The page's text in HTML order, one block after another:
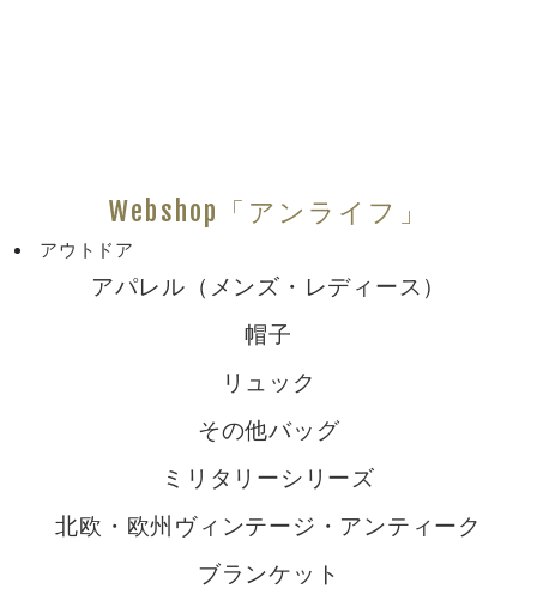
Webshop「アンライフ」
アウトドア
アパレル（メンズ・レディース）
帽子
リュック
その他バッグ
ミリタリーシリーズ
北欧・欧州ヴィンテージ・アンティーク
ブランケット